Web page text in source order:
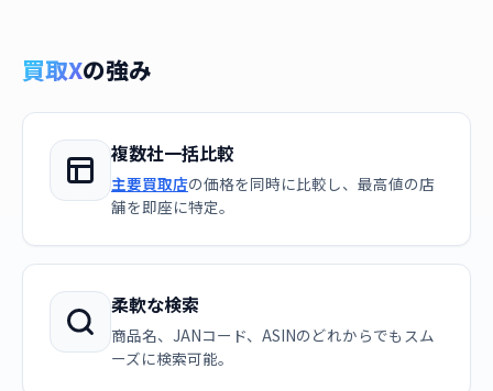
買取Xの強み
複数社一括比較
主要買取店の価格を同時に比較し、最高値の店
舗を即座に特定。
柔軟な検索
商品名、JANコード、ASINのどれからでもスム
ーズに検索可能。